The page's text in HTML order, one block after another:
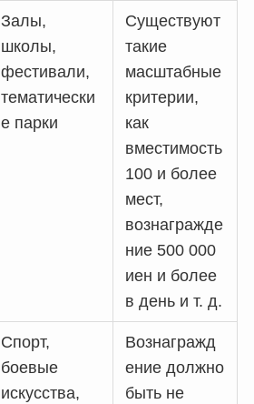
Залы,
школы,
фестивали,
тематически
е парки
Существуют
такие
масштабные
критерии,
как
вместимость
100 и более
мест,
вознагражде
ние 500 000
иен и более
в день и т. д.
Спорт,
боевые
искусства,
Вознагражд
ение должно
быть не